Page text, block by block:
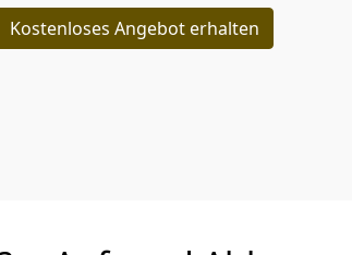
Kostenloses Angebot erhalten